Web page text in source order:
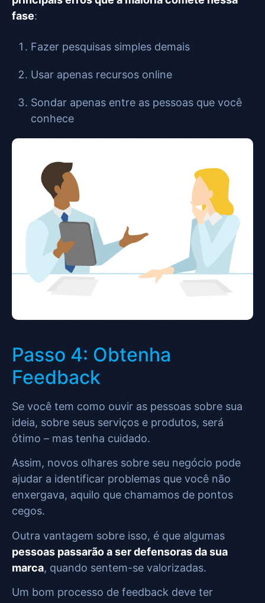
fase:
Fazer pesquisas simples demais
Usar apenas recursos online
Sondar apenas entre as pessoas que você
conhece
Passo 4: Obtenha
Feedback
Se você tem como ouvir as pessoas sobre sua
ideia, sobre seus serviços e produtos, será
ótimo – mas tenha cuidado.
Assim, novos olhares sobre seu negócio pode
ajudar a identificar problemas que você não
enxergava, aquilo que chamamos de pontos
cegos.
Outra vantagem sobre isso, é que algumas
pessoas passarão a ser defensoras da sua
marca, quando sentem-se valorizadas.
Um bom processo de feedback deve ter